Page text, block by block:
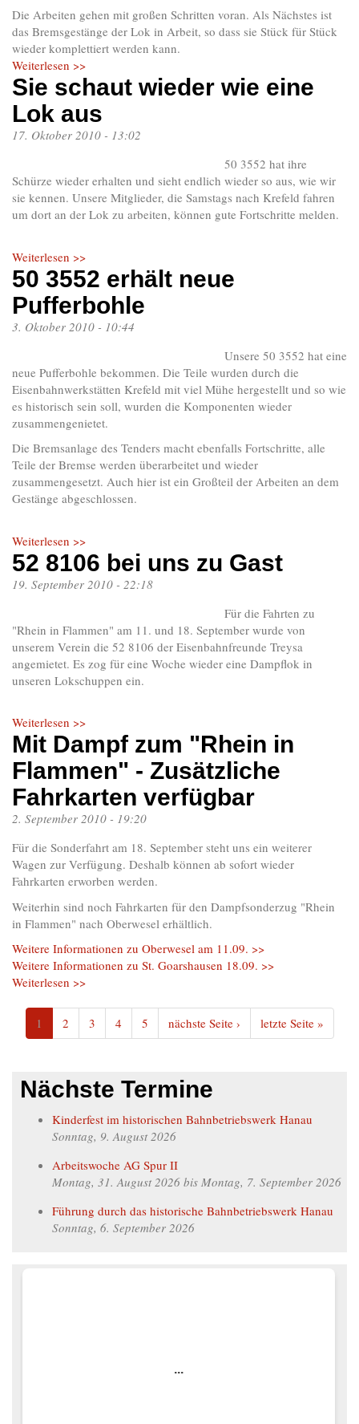
Die Arbeiten gehen mit großen Schritten voran. Als Nächstes ist
das Bremsgestänge der Lok in Arbeit, so dass sie Stück für Stück
wieder komplettiert werden kann.
Weiterlesen >>
Sie schaut wieder wie eine
Lok aus
17. Oktober 2010 - 13:02
50 3552 hat ihre
Schürze wieder erhalten und sieht endlich wieder so aus, wie wir
sie kennen. Unsere Mitglieder, die Samstags nach Krefeld fahren
um dort an der Lok zu arbeiten, können gute Fortschritte melden.
Weiterlesen >>
50 3552 erhält neue
Pufferbohle
3. Oktober 2010 - 10:44
Unsere 50 3552 hat eine
neue Pufferbohle bekommen. Die Teile wurden durch die
Eisenbahnwerkstätten Krefeld mit viel Mühe hergestellt und so wie
es historisch sein soll, wurden die Komponenten wieder
zusammengenietet.
Die Bremsanlage des Tenders macht ebenfalls Fortschritte, alle
Teile der Bremse werden überarbeitet und wieder
zusammengesetzt. Auch hier ist ein Großteil der Arbeiten an dem
Gestänge abgeschlossen.
Weiterlesen >>
52 8106 bei uns zu Gast
19. September 2010 - 22:18
Für die Fahrten zu
"Rhein in Flammen" am 11. und 18. September wurde von
unserem Verein die 52 8106 der Eisenbahnfreunde Treysa
angemietet. Es zog für eine Woche wieder eine Dampflok in
unseren Lokschuppen ein.
Weiterlesen >>
Mit Dampf zum "Rhein in
Flammen" - Zusätzliche
Fahrkarten verfügbar
2. September 2010 - 19:20
Für die Sonderfahrt am 18. September steht uns ein weiterer
Wagen zur Verfügung. Deshalb können ab sofort wieder
Fahrkarten erworben werden.
Weiterhin sind noch Fahrkarten für den Dampfsonderzug "Rhein
in Flammen" nach Oberwesel erhältlich.
Weitere Informationen zu Oberwesel am 11.09. >>
Weitere Informationen zu St. Goarshausen 18.09. >>
Weiterlesen >>
1 2 3 4 5 nächste Seite › letzte Seite »
Nächste Termine
Kinderfest im historischen Bahnbetriebswerk Hanau
Sonntag, 9. August 2026
Arbeitswoche AG Spur II
Montag, 31. August 2026 bis Montag, 7. September 2026
Führung durch das historische Bahnbetriebswerk Hanau
Sonntag, 6. September 2026